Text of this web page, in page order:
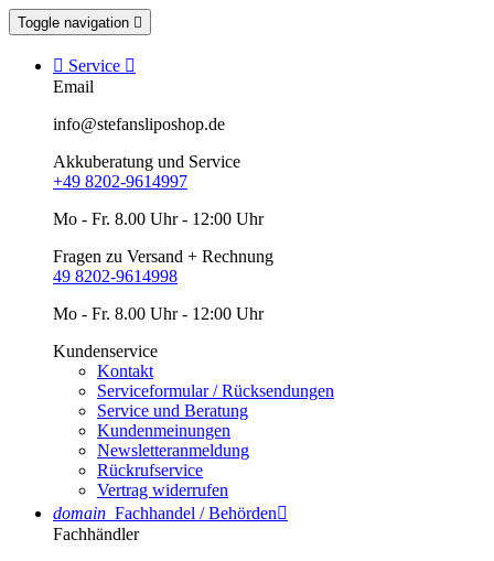
Toggle navigation 
 Service 
Email
info@stefansliposhop.de
Akkuberatung und Service
+49 8202-9614997
Mo - Fr. 8.00 Uhr - 12:00 Uhr
Fragen zu Versand + Rechnung
49 8202-9614998
Mo - Fr. 8.00 Uhr - 12:00 Uhr
Kundenservice
Kontakt
Serviceformular / Rücksendungen
Service und Beratung
Kundenmeinungen
Newsletteranmeldung
Rückrufservice
Vertrag widerrufen
domain Fachhandel / Behörden
Fachhändler